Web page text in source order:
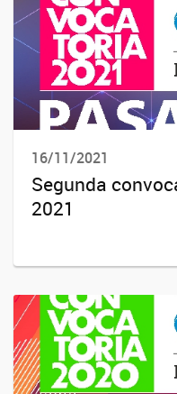
16/11/2021
Segunda
2021